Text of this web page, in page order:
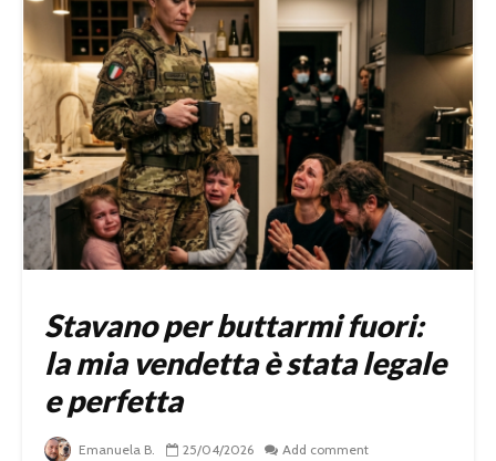
Stavano per buttarmi fuori:
la mia vendetta è stata legale
e perfetta
Emanuela B. 25/04/2026 Add comment